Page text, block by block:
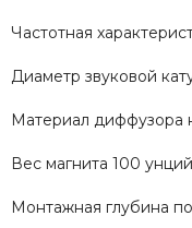
Частотная
Диаметр звуковой
Материал диффузора
Вес магнита 100 унций
Монтажная глубина